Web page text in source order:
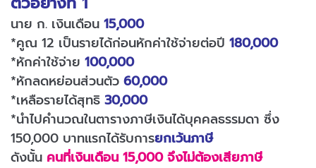
นาย ก. เงินเดือน 15,000
*คูณ 12 เป็นรายได้ก่อนหักค่าใช้จ่ายต่อปี 180,000
*หักค่าใช้จ่าย 100,000
*หักลดหย่อนส่วนตัว 60,000
*เหลือรายได้สุทธิ 30,000
*นำไปคำนวณในตารางภาษีเงินได้บุคคลธรรมดา ซึ่ง
150,000 บาทแรกได้รับการยกเว้นภาษี
ดังนั้น คนที่เงินเดือน 15,000 จึงไม่ต้องเสียภาษี